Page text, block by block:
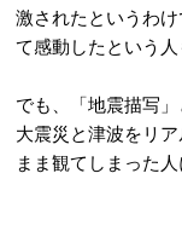
激されたというわ
て感動したという人
でも、「地震描写
大震災と津波をリ
まま観てしまった